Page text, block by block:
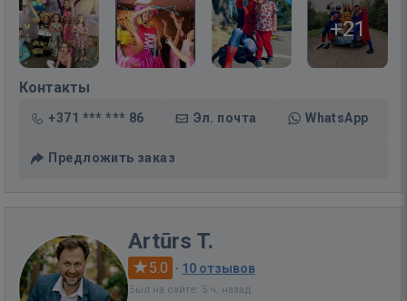
+21
Контакты
+371 *** *** 86 Эл. почта WhatsApp
Предложить заказ
Artūrs T.
5.0 · 10 отзывов
Был на сайте: 5 ч. назад